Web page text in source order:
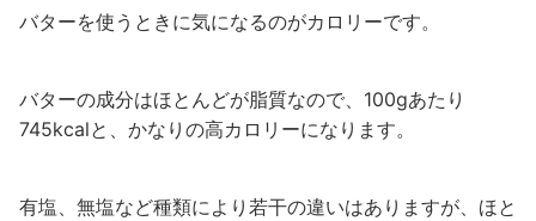
バターを使うときに気になるのがカロリーです。
バターの成分はほとんどが脂質なので、100gあたり
745kcalと、かなりの高カロリーになります。
有塩、無塩など種類により若干の違いはありますが、ほと